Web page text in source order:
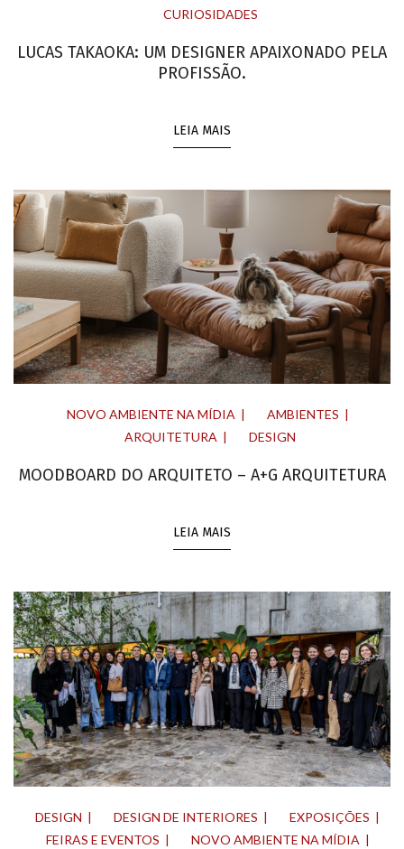
CURIOSIDADES
LUCAS TAKAOKA: UM DESIGNER APAIXONADO PELA
PROFISSÃO.
LEIA MAIS
NOVO AMBIENTE NA MÍDIA
AMBIENTES
ARQUITETURA
DESIGN
MOODBOARD DO ARQUITETO – A+G ARQUITETURA
LEIA MAIS
DESIGN DESIGN DE INTERIORES
EXPOSIÇÕES
FEIRAS E EVENTOS
NOVO AMBIENTE NA MÍDIA